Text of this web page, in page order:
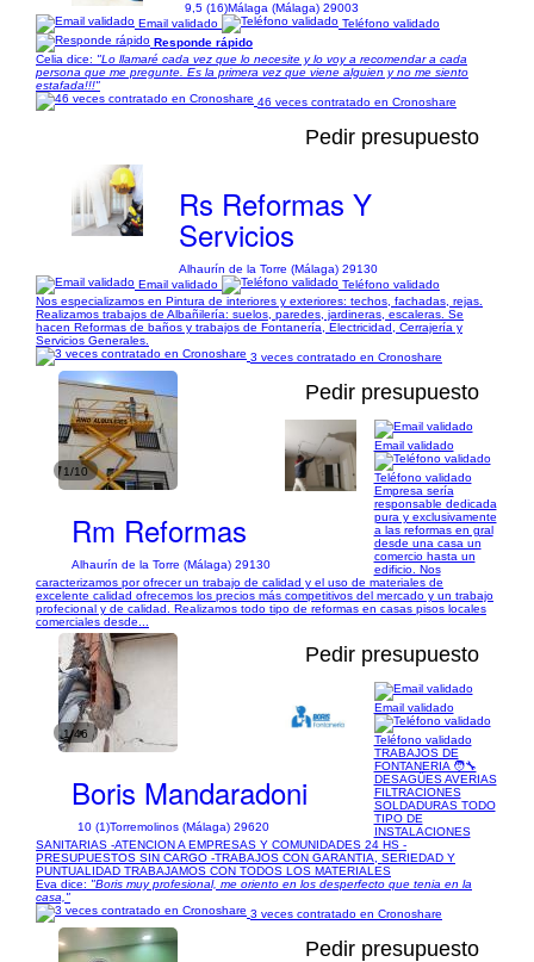
9,5 (16)Málaga (Málaga) 29003
Email validado
Teléfono validado
Responde rápido
Celia dice: "Lo llamaré cada vez que lo necesite y lo voy a recomendar a cada
persona que me pregunte. Es la primera vez que viene alguien y no me siento
estafada!!!"
46 veces contratado en Cronoshare
Pedir presupuesto
Rs Reformas Y
Servicios
Alhaurín de la Torre (Málaga) 29130
Email validado
Teléfono validado
Nos especializamos en Pintura de interiores y exteriores: techos, fachadas, rejas.
Realizamos trabajos de Albañilería: suelos, paredes, jardineras, escaleras. Se
hacen Reformas de baños y trabajos de Fontanería, Electricidad, Cerrajería y
Servicios Generales.
3 veces contratado en Cronoshare
1/10
Pedir presupuesto
Rm Reformas
Alhaurín de la Torre (Málaga) 29130
Email validado
Teléfono validado
Empresa sería
responsable dedicada
pura y exclusivamente
a las reformas en gral
desde una casa un
comercio hasta un
edificio. Nos
caracterizamos por ofrecer un trabajo de calidad y el uso de materiales de
excelente calidad ofrecemos los precios más competitivos del mercado y un trabajo
profecional y de calidad. Realizamos todo tipo de reformas en casas pisos locales
comerciales desde...
1/46
Pedir presupuesto
Boris Mandaradoni
10 (1)Torremolinos (Málaga) 29620
Email validado
Teléfono validado
TRABAJOS DE
FONTANERIA 🧑‍🔧
DESAGÜES AVERIAS
FILTRACIONES
SOLDADURAS TODO
TIPO DE
INSTALACIONES
SANITARIAS -ATENCION A EMPRESAS Y COMUNIDADES 24 HS -
PRESUPUESTOS SIN CARGO -TRABAJOS CON GARANTIA, SERIEDAD Y
PUNTUALIDAD TRABAJAMOS CON TODOS LOS MATERIALES
Eva dice: "Boris muy profesional, me oriento en los desperfecto que tenia en la
casa,"
3 veces contratado en Cronoshare
Pedir presupuesto